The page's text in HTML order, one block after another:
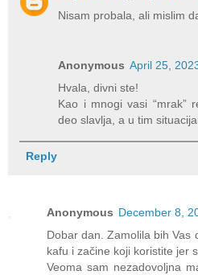
Nisam probala, ali mislim
Anonymous April 25,
Hvala, divni ste!
Kao i mnogi vasi “mrak”
deo slavlja, a u tim
Reply
Anonymous December 8,
Dobar dan. Zamolila bih Vas
kafu i začine koji koristite jer
Veoma sam nezadovoljna